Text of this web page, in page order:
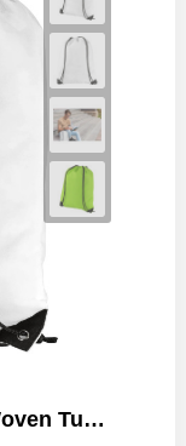
Evergreen Premium Non Woven Turnbeutel 5L